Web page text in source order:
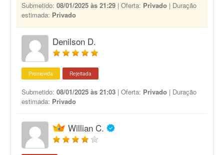
Submetido: 08/01/2025 às 21:29 | Oferta: Privado | Duração
estimada: Privado
Denilson D.
Promovida Rejeitada
Submetido: 08/01/2025 às 21:03 | Oferta: Privado | Duração
estimada: Privado
Willian C.